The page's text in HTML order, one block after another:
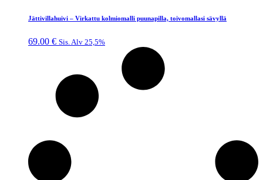
Jättivillahuivi – Virkattu kolmiomalli puunapilla, toivomallasi sävyllä
69.00 € Sis. Alv 25,5%